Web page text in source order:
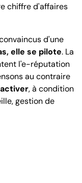
chiffre d'affaires
d'une
elle se pilote. La
l'e-réputation
au contraire
, à condition
gestion de